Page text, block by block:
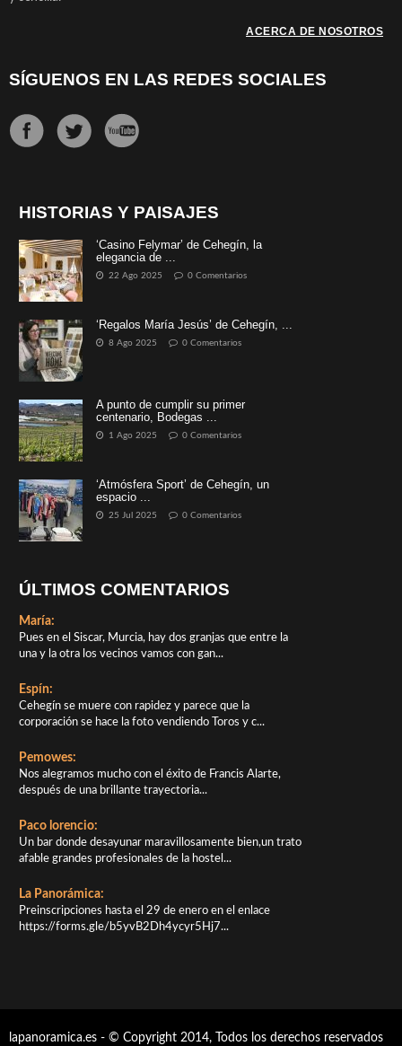
ACERCA DE NOSOTROS
SÍGUENOS EN LAS REDES SOCIALES
HISTORIAS Y PAISAJES
‘Casino Felymar’ de Cehegín, la
elegancia de ...
22 Ago 2025 0 Comentarios
‘Regalos María Jesús’ de Cehegín, ...
8 Ago 2025 0 Comentarios
A punto de cumplir su primer
centenario, Bodegas ...
1 Ago 2025 0 Comentarios
‘Atmósfera Sport’ de Cehegín, un
espacio ...
25 Jul 2025 0 Comentarios
ÚLTIMOS COMENTARIOS
María:
Pues en el Siscar, Murcia, hay dos granjas que entre la
una y la otra los vecinos vamos con gan...
Espín:
Cehegín se muere con rapidez y parece que la
corporación se hace la foto vendiendo Toros y c...
Pemowes:
Nos alegramos mucho con el éxito de Francis Alarte,
después de una brillante trayectoria...
Paco lorencio:
Un bar donde desayunar maravillosamente bien,un trato
afable grandes profesionales de la hostel...
La Panorámica:
Preinscripciones hasta el 29 de enero en el enlace
https://forms.gle/b5yvB2Dh4ycyr5Hj7...
lapanoramica.es - © Copyright 2014, Todos los derechos reservados